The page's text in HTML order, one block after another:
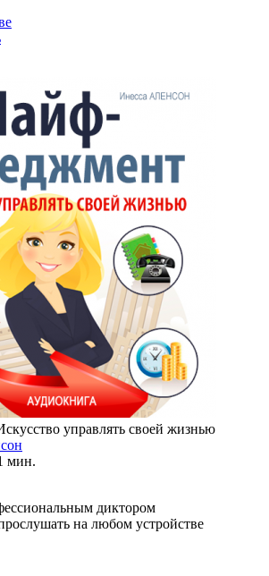
управлять своей жизнью
мин.
диктором
на любом устройстве